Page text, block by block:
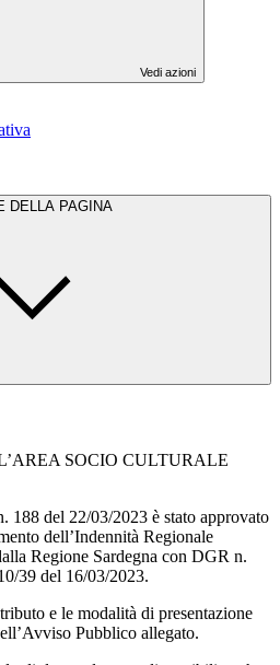
Vedi azioni
INDICE DELLA PAGINA
SOCIO CULTURALE
188 del 22/03/2023 è stato approvato
dell’Indennità Regionale
Regione Sardegna con DGR n.
39 del 16/03/2023.
e le modalità di presentazione
Pubblico allegato.